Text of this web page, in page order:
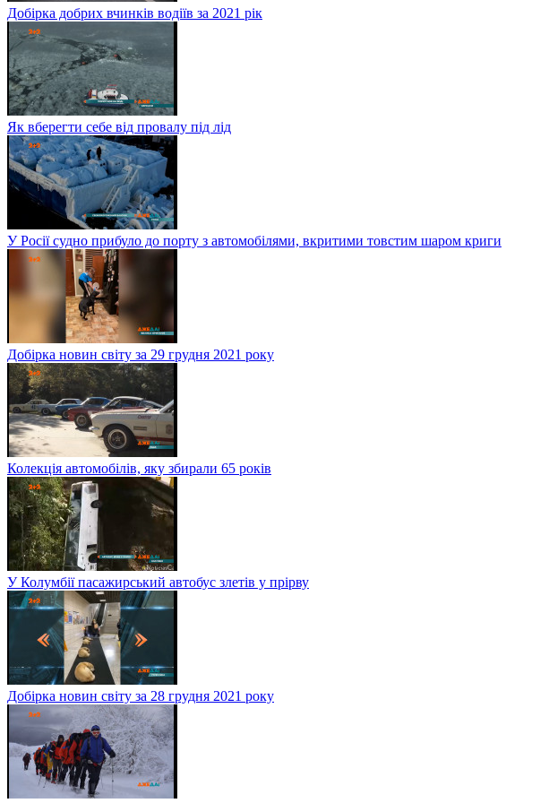
Добірка добрих вчинків водіїв за 2021 рік
Як вберегти себе від провалу під лід
У Росії судно прибуло до порту з автомобілями, вкритими товстим шаром криги
Добірка новин світу за 29 грудня 2021 року
Колекція автомобілів, яку збирали 65 років
У Колумбії пасажирський автобус злетів у прірву
Добірка новин світу за 28 грудня 2021 року